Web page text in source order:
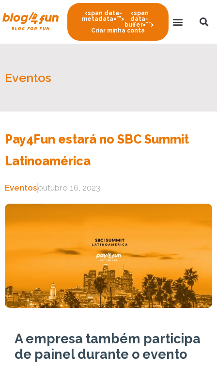
<span data-
metadata="">
<span
data-
buffer="">
Criar minha conta
Eventos
Pay4Fun estará no SBC Summit
Latinoamérica
Eventosoutubro 16, 2023
A empresa também participa
de painel durante o evento